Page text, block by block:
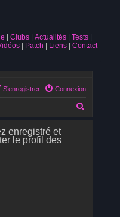
Clubs Actualités
Tests
Patch Liens Contact
Connexion
S’enregistrer
enregistré et
le profil des